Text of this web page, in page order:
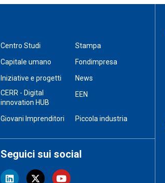
Centro Studi
Stampa
Capitale umano
Fondimpresa
Iniziative e progetti
News
CERR - Digital
innovation HUB
EEN
Giovani Imprenditori Piccola industria
Seguici sui social